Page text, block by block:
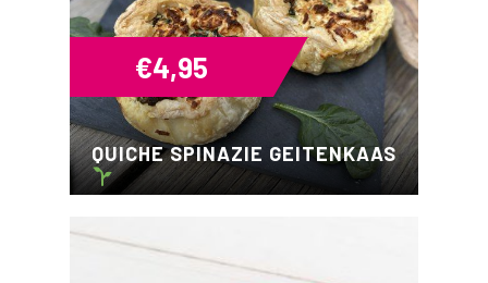
QUICHE SPINAZIE GEITENKAAS
€4,95